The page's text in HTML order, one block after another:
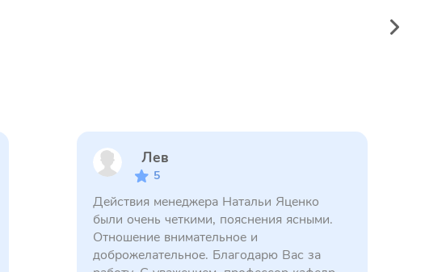
Лев
5
Действия менеджера Натальи Яценко
были очень четкими, пояснения ясными.
Отношение внимательное и
доброжелательное. Благодарю Вас за